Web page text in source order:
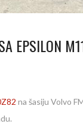
EPSILON
na šasiju Volvo